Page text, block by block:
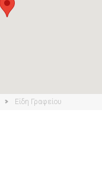
Είδη Γραφείου